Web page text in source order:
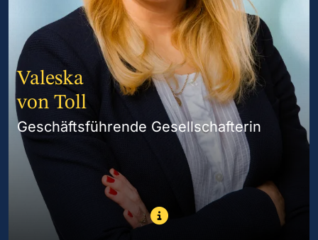
Valeska
von Toll
Geschäftsführende Gesellschafterin